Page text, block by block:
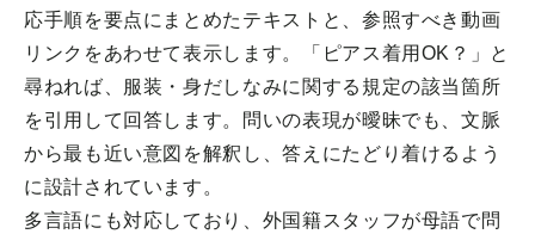
応手順を要点にまとめたテキストと、参照すべき動画
リンクをあわせて表示します。「ピアス着用OK？」と
尋ねれば、服装・身だしなみに関する規定の該当箇所
を引用して回答します。問いの表現が曖昧でも、文脈
から最も近い意図を解釈し、答えにたどり着けるよう
に設計されています。
多言語にも対応しており、外国籍スタッフが母語で問